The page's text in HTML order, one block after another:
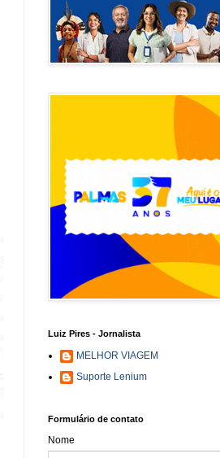
Luiz Pires - Jornalista
MELHOR VIAGEM
Suporte Lenium
Formulário de contato
Nome